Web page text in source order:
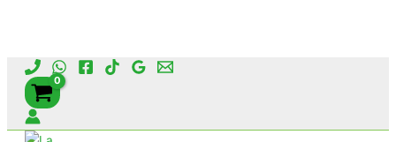
Aller
contenu